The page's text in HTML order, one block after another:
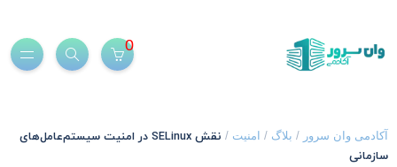
وان سرور / بلاگ/ امنیت/
نقش SELinux در امنیت سیستم‌عامل‌های